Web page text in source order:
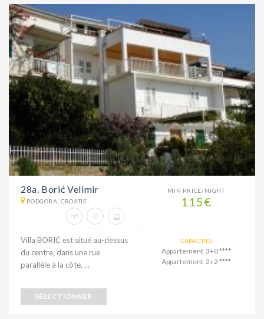
28a. Borić Velimir
PODGORA, CROATIE
MIN PRICE/NIGHT
115€
Villa BORIĆ est situé au-dessus
du centre, dans une rue
parallèle à la côte, ...
SÉLECTIONNER
CAPACITIES
Appartement 3+0 ****
Appartement 2+2 ****